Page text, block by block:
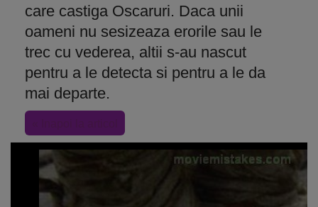
care castiga Oscaruri. Daca unii
oameni nu sesizeaza erorile sau le
trec cu vederea, altii s-au nascut
pentru a le detecta si pentru a le da
mai departe.